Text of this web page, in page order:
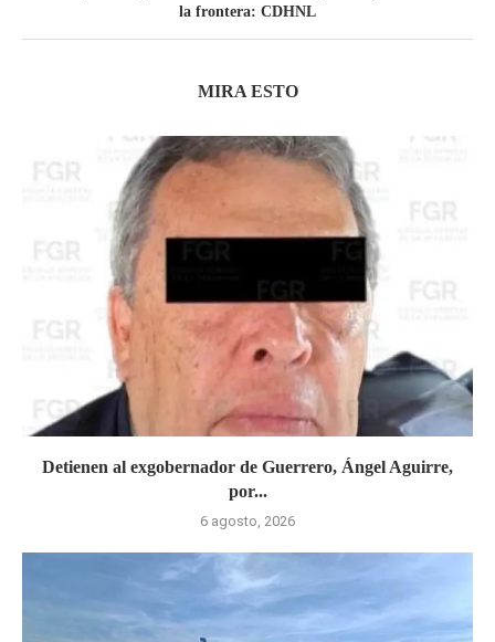
la frontera: CDHNL
MIRA ESTO
Detienen al exgobernador de Guerrero, Ángel Aguirre,
por...
6 agosto, 2026